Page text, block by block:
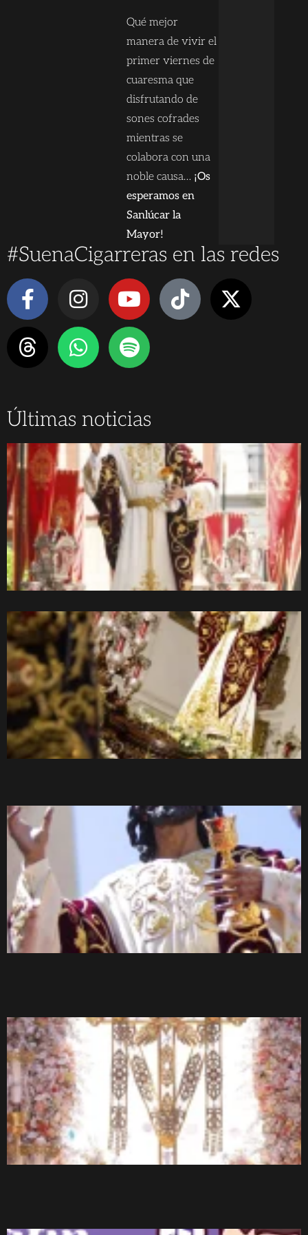
Qué mejor
manera de vivir el
primer viernes de
cuaresma que
disfrutando de
sones cofrades
mientras se
colabora con una
noble causa… ¡Os
esperamos en
Sanlúcar la
Mayor!
#SuenaCigarreras en las redes
Últimas noticias